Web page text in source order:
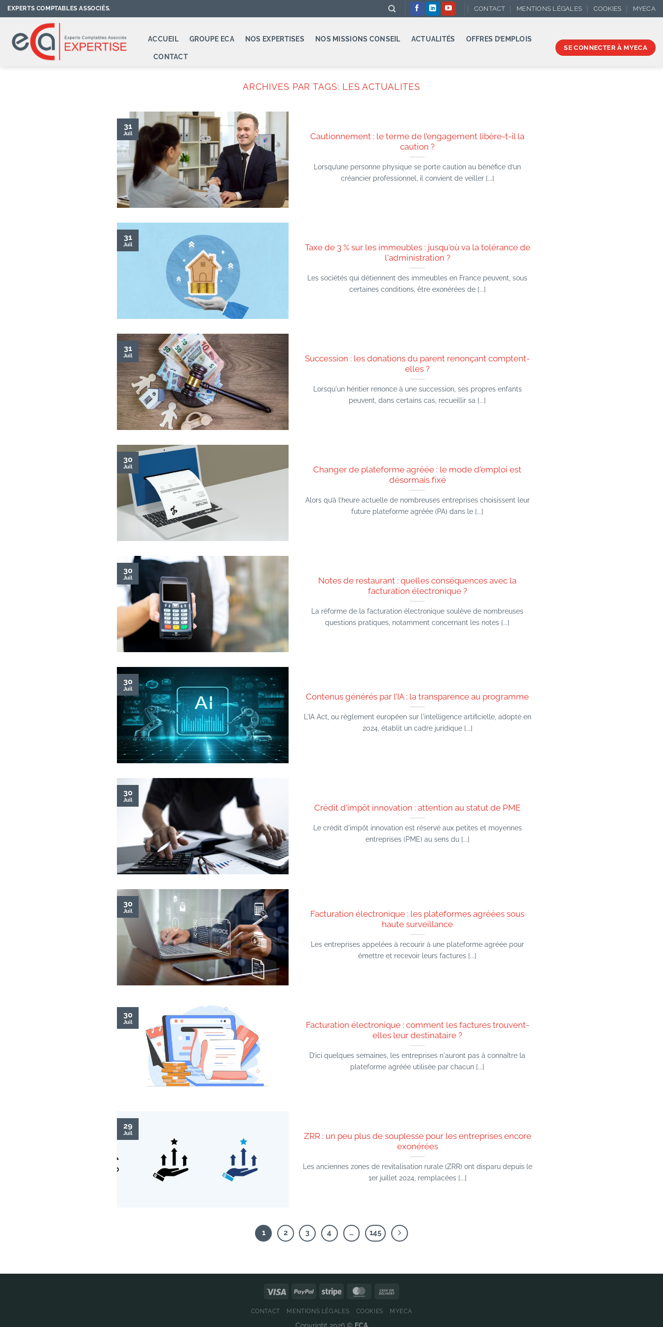
Passer
au
contenu
EXPERTS COMPTABLES ASSOCIÉS. CONTACT MENTIONS LÉGALES COOKIES MYECA
ACCUEIL GROUPE ECA NOS EXPERTISES NOS MISSIONS CONSEIL ACTUALITÉS OFFRES D’EMPLOIS
CONTACT
SE CONNECTER À MYECA
ARCHIVES PAR TAGS: LES ACTUALITES
Cautionnement : le terme de l’engagement libère-t-il la
caution ?
Lorsqu’une personne physique se porte caution au bénéfice d’un
créancier professionnel, il convient de veiller [...]
31
Juil
Taxe de 3 % sur les immeubles : jusqu'où va la tolérance de
l'administration ?
Les sociétés qui détiennent des immeubles en France peuvent, sous
certaines conditions, être exonérées de [...]
31
Juil
Succession : les donations du parent renonçant comptent-
elles ?
Lorsqu'un héritier renonce à une succession, ses propres enfants
peuvent, dans certains cas, recueillir sa [...]
31
Juil
Changer de plateforme agréée : le mode d'emploi est
désormais fixé
Alors qu’à l’heure actuelle de nombreuses entreprises choisissent leur
future plateforme agréée (PA) dans le [...]
30
Juil
Notes de restaurant : quelles conséquences avec la
facturation électronique ?
La réforme de la facturation électronique soulève de nombreuses
questions pratiques, notamment concernant les notes [...]
30
Juil
Contenus générés par l’IA : la transparence au programme
L'IA Act, ou règlement européen sur l'intelligence artificielle, adopté en
2024, établit un cadre juridique [...]
30
Juil
Crédit d'impôt innovation : attention au statut de PME
Le crédit d'impôt innovation est réservé aux petites et moyennes
entreprises (PME) au sens du [...]
30
Juil
Facturation électronique : les plateformes agréées sous
haute surveillance
Les entreprises appelées à recourir à une plateforme agréée pour
émettre et recevoir leurs factures [...]
30
Juil
Facturation électronique : comment les factures trouvent-
elles leur destinataire ?
D’ici quelques semaines, les entreprises n'auront pas à connaître la
plateforme agréée utilisée par chacun [...]
30
Juil
ZRR : un peu plus de souplesse pour les entreprises encore
exonérées
Les anciennes zones de revitalisation rurale (ZRR) ont disparu depuis le
1er juillet 2024, remplacées [...]
29
Juil
1 2 3 4 … 145
CONTACT MENTIONS LÉGALES COOKIES MYECA